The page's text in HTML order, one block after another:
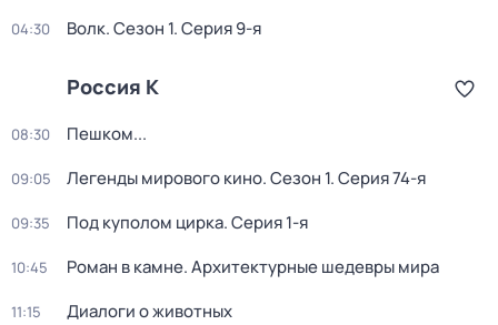
04:30 Волк. Сезон 1. Серия 9-я
Россия К
08:30 Пешком...
09:05 Легенды мирового кино. Сезон 1. Серия 74-я
09:35 Под куполом цирка. Серия 1-я
10:45 Роман в камне. Архитектурные шедевры мира
11:15 Диалоги о животных